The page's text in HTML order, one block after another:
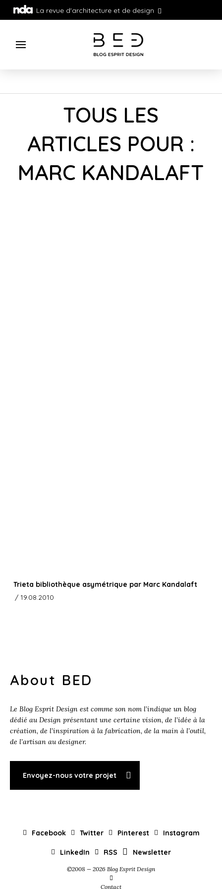
La revue d'architecture et de design
TOUS LES
ARTICLES POUR :
MARC KANDALAFT
Trieta bibliothèque asymétrique par Marc Kandalaft
/ 19.08.2010
About BED
Le Blog Esprit Design est comme son nom l’indique un blog
dédié au Design présentant une certaine vision, de l’idée à la
création, de l’inspiration à la fabrication, de la main à l’outil,
de l’artisan au designer.
Envoyez-nous votre projet
Facebook Twitter Pinterest Instagram
LinkedIn RSS Newsletter
©2008 — 2026 Blog Esprit Design
Contact